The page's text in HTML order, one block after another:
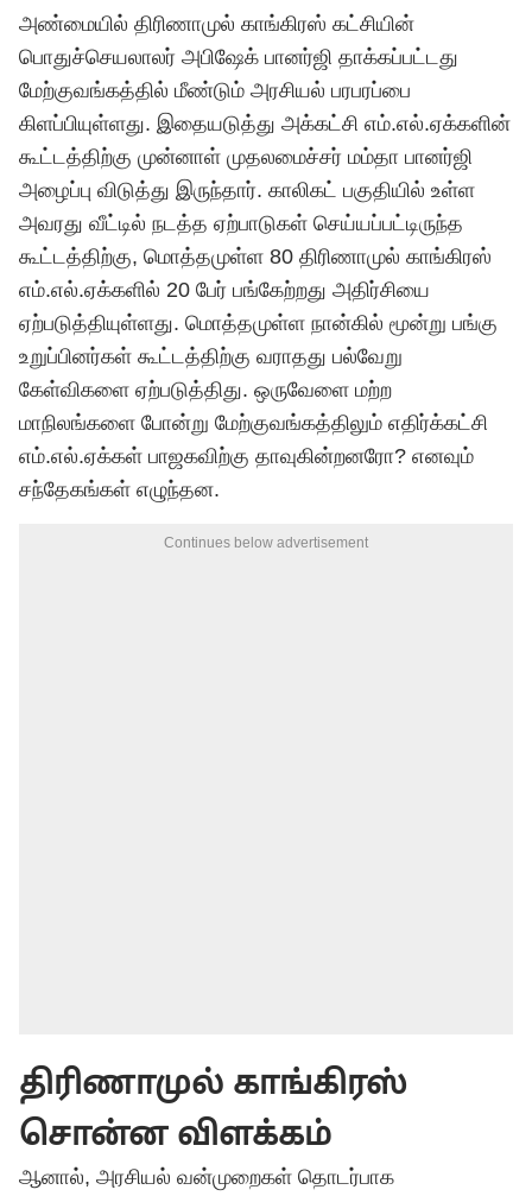
அண்மையில் திரிணாமுல் காங்கிரஸ் கட்சியின்
பொதுச்செயலாலர் அபிஷேக் பானர்ஜி தாக்கப்பட்டது
மேற்குவங்கத்தில் மீண்டும் அரசியல் பரபரப்பை
கிளப்பியுள்ளது. இதையடுத்து அக்கட்சி எம்.எல்.ஏக்களின்
கூட்டத்திற்கு முன்னாள் முதலமைச்சர் மம்தா பானர்ஜி
அழைப்பு விடுத்து இருந்தார். காலிகட் பகுதியில் உள்ள
அவரது வீட்டில் நடத்த ஏற்பாடுகள் செய்யப்பட்டிருந்த
கூட்டத்திற்கு, மொத்தமுள்ள 80 திரிணாமுல் காங்கிரஸ்
எம்.எல்.ஏக்களில் 20 பேர் பங்கேற்றது அதிர்சியை
ஏற்படுத்தியுள்ளது. மொத்தமுள்ள நான்கில் மூன்று பங்கு
உறுப்பினர்கள் கூட்டத்திற்கு வராதது பல்வேறு
கேள்விகளை ஏற்படுத்திது. ஒருவேளை மற்ற
மாநிலங்களை போன்று மேற்குவங்கத்திலும் எதிர்க்கட்சி
எம்.எல்.ஏக்கள் பாஜகவிற்கு தாவுகின்றனரோ? எனவும்
சந்தேகங்கள் எழுந்தன.
Continues below advertisement
திரிணாமுல் காங்கிரஸ்
சொன்ன விளக்கம்
ஆனால், அரசியல் வன்முறைகள் தொடர்பாக